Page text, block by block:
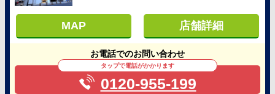
MAP 店舗詳細
お電話でのお問い合わせ
タップで電話がかかります
0120-955-199